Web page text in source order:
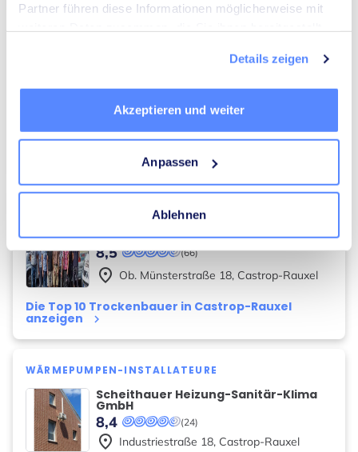
Partner führen diese Informationen möglicherweise mit
Details zeigen
Akzeptieren und weiter
Anpassen
Ablehnen
(31)
8,5
Die Top 10 Heizungsbauer in Castrop-Rauxel
place Borghagener Str. 8,Castrop-Rauxel
Schreinerei Eckhardt GmbH
(66)
8,5
Die Top 10 Trockenbauer in Castrop-Rauxel
anzeigen keyboard_arrow_right
place Ob. Münsterstraße 18, Castrop-Rauxel
WÄRMEPUMPEN-INSTALLATEURE
Scheithauer Heizung-Sanitär-Klima
GmbH
(24)
8,4
place Industriestraße 18, Castrop-Rauxel